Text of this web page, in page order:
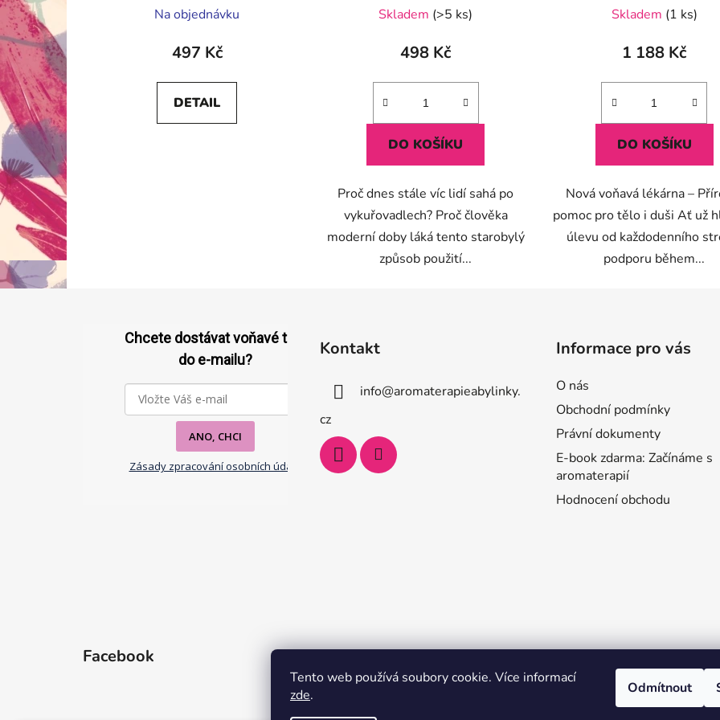
Tento web používá soubory cookie. Více informací
zde. Odmítnout
hodnocení
produktu
5,0
z
Na objednávku
497 Kč
DETAIL
hodnocení
produktu
5,0
z
hvězdiček.
Skladem (>5 ks)
498 Kč
DO KOŠÍKU
Proč dnes stále víc lidí sahá po
vykuřovadlech? Proč člověka
moderní doby láká tento starobylý
způsob použití...
Skladem (1 ks)
1 188 Kč
DO KOŠÍKU
Nová voňavá lékárna –
pomoc pro tělo i duši Ať už
úlevu od každodenního
podporu během...
Chcete dostávat voňavé tipy
do e-mailu?
ANO, CHCI
Zásady zpracování osobních údajů
Kontakt
info@aromaterapieabylinky.
cz
Informace pro vás
O nás
Obchodní podmínky
Právní dokumenty
E-book zdarma: Začínáme s
aromaterapií
Hodnocení obchodu
Facebook